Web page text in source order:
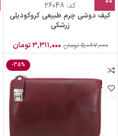
کد: 26048
کیف دوشی چرم طبیعی کروکودیلی
زرشکی
۵,۰۸۷,۰۰۰ تومان ۳,۳۱۱,۰۰۰تومان
-35%